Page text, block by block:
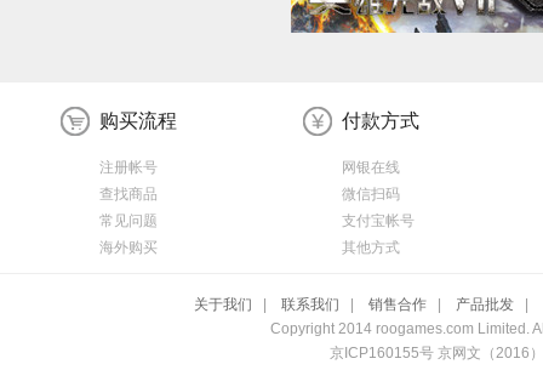
购买流程
注册帐号
查找商品
常见问题
海外购买
付款方式
网银在线
微信扫码
支付宝帐号
其他方式
关于我们 联系我们 销售合作 产品批发
Copyright 2014 roogames.com Limited.
京ICP160155号 京网文（2016